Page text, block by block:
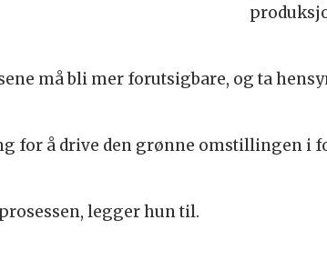
må bli mer forutsigbare, og ta
for å drive den grønne omstillingen i
legger hun til.